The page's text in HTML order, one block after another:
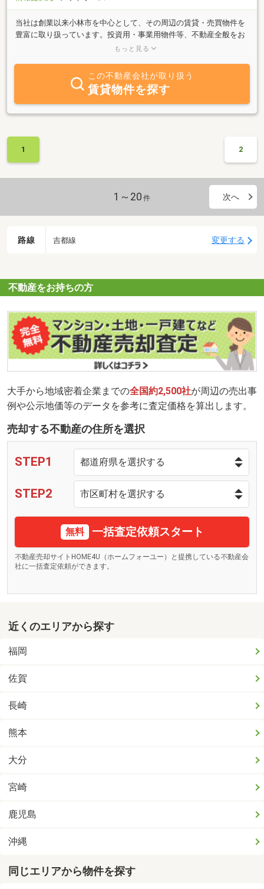
当社は創業以来小林市を中心として、その周辺の賃貸・売買物件を
豊富に取り扱っています。投資用・事業用物件等、不動産全般をお
客様のニーズにあわせてスピーディーにご紹介させていただきま
も精進を続けます。不動産のことなら何なりと当社へご用命くださ
い。皆様のご来店、心よりお待ちしております。
もっと見る
この不動産会社が取り扱う
賃貸物件を探す
1 2
1～20 件 次へ
路線 吉都線 変更する
不動産をお持ちの方
大手から地域密着企業までの全国約2,500社が周辺の売出事
例や公示地価等のデータを参考に査定価格を算出します。
売却する不動産の住所を選択
STEP1
STEP2
無料 一括査定依頼スタート
不動産売却サイトHOME4U（ホームフォーユー）と提携している不動産会
社に一括査定依頼ができます。
近くのエリアから探す
福岡
佐賀
長崎
熊本
大分
宮崎
鹿児島
沖縄
同じエリアから物件を探す